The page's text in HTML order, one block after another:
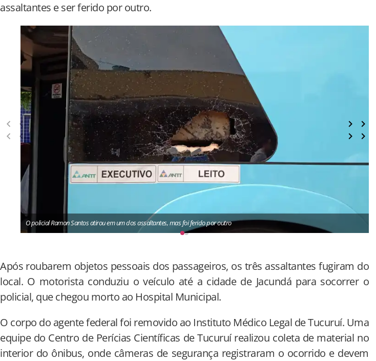
assaltantes e ser ferido por outro.
O policial Ramon Santos atirou em um dos assaltantes, mas foi ferido por outro
Após roubarem objetos pessoais dos passageiros, os três assaltantes fugiram do
local. O motorista conduziu o veículo até a cidade de Jacundá para socorrer o
policial, que chegou morto ao Hospital Municipal.
O corpo do agente federal foi removido ao Instituto Médico Legal de Tucuruí. Uma
equipe do Centro de Perícias Científicas de Tucuruí realizou coleta de material no
interior do ônibus, onde câmeras de segurança registraram o ocorrido e devem